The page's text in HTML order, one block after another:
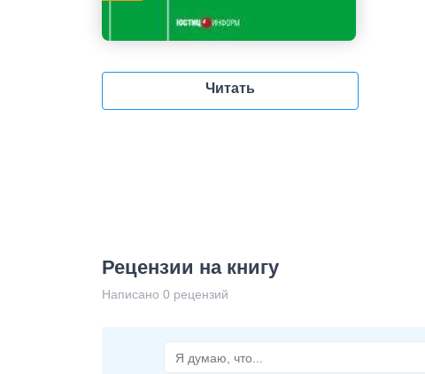
Читать
Рецензии на книгу
Написано 0 рецензий